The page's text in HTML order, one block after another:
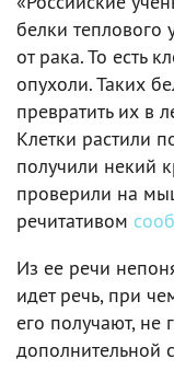
белки теплового
от рака. То есть
опухоли. Таких
превратить их в
Клетки растили
получили некий
проверили на
речитативом
Из ее речи
идет речь, при
его получают, не
дополнительной